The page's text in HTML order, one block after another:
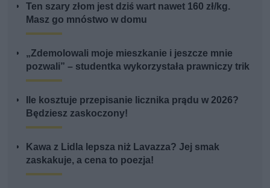
Ten szary złom jest dziś wart nawet 160 zł/kg.
Masz go mnóstwo w domu
„Zdemolowali moje mieszkanie i jeszcze mnie
pozwali” – studentka wykorzystała prawniczy trik
Ile kosztuje przepisanie licznika prądu w 2026?
Będziesz zaskoczony!
Kawa z Lidla lepsza niż Lavazza? Jej smak
zaskakuje, a cena to poezja!